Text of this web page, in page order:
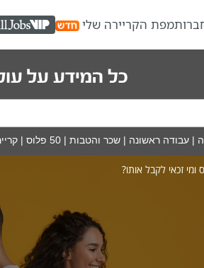
מפת הקריירה שלי VIP
|עבודה ראשונה |שכר והטבות |50 פלוס |
זכאי לקבל אותו?